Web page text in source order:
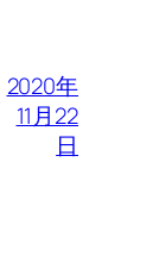
2020年
11月22
日